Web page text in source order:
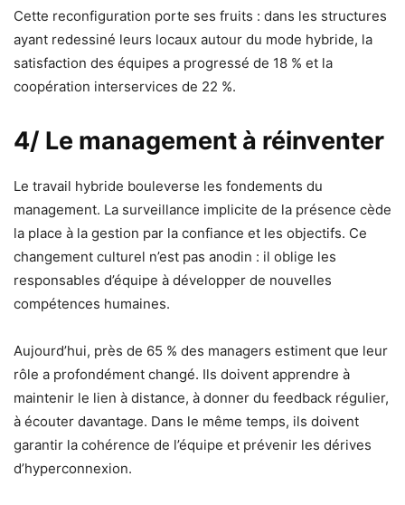
Cette reconfiguration porte ses fruits : dans les structures
ayant redessiné leurs locaux autour du mode hybride, la
satisfaction des équipes a progressé de 18 % et la
coopération interservices de 22 %.
4/ Le management à réinventer
Le travail hybride bouleverse les fondements du
management. La surveillance implicite de la présence cède
la place à la gestion par la confiance et les objectifs. Ce
changement culturel n’est pas anodin : il oblige les
responsables d’équipe à développer de nouvelles
compétences humaines.
Aujourd’hui, près de 65 % des managers estiment que leur
rôle a profondément changé. Ils doivent apprendre à
maintenir le lien à distance, à donner du feedback régulier,
à écouter davantage. Dans le même temps, ils doivent
garantir la cohérence de l’équipe et prévenir les dérives
d’hyperconnexion.